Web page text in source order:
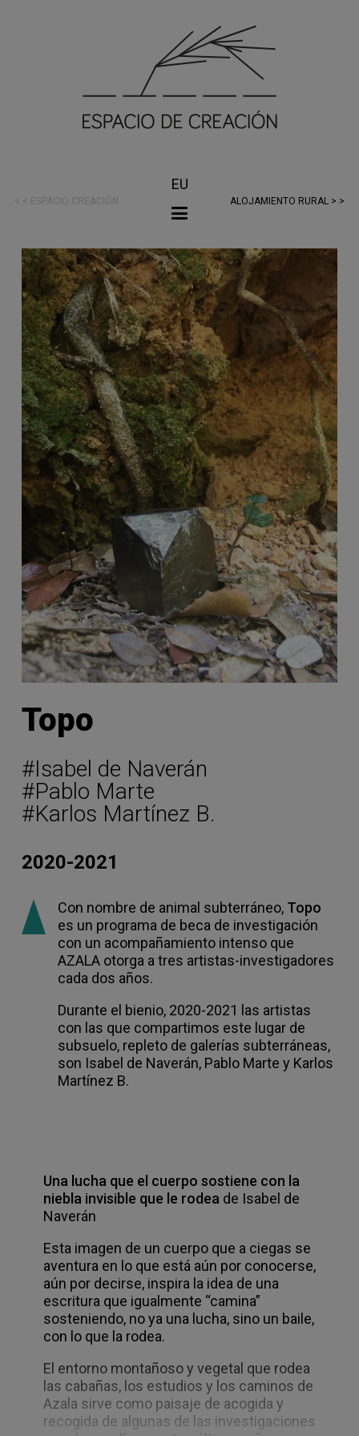
< < ESPACIO CREACIÓN
EU
ALOJAMIENTO RURAL > >
Topo
#Isabel de Naverán
#Pablo Marte
#Karlos Martínez B.
2020-2021
Con nombre de animal subterráneo, Topo
es un programa de beca de investigación
con un acompañamiento intenso que
AZALA otorga a tres artistas-investigadores
cada dos años.
Durante el bienio, 2020-2021 las artistas
con las que compartimos este lugar de
subsuelo, repleto de galerías subterráneas,
son Isabel de Naverán, Pablo Marte y Karlos
Martínez B.
Una lucha que el cuerpo sostiene con la
niebla invisible que le rodea de Isabel de
Naverán
Esta imagen de un cuerpo que a ciegas se
aventura en lo que está aún por conocerse,
aún por decirse, inspira la idea de una
escritura que igualmente “camina”
sosteniendo, no ya una lucha, sino un baile,
con lo que la rodea.
El entorno montañoso y vegetal que rodea
las cabañas, los estudios y los caminos de
Azala sirve como paisaje de acogida y
recogida de algunas de las investigaciones